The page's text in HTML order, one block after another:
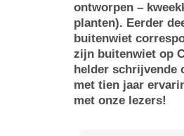
ontworpen –
planten). Eerder
buitenwiet
zijn buitenwiet op
helder schrijvende
met tien jaar
met onze lezers!